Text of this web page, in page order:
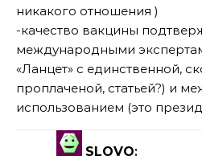
никакого отношения )
-качество вакцины
международными
«Ланцет» с единственной,
проплаченой, статьей?) и
использованием (это
SLOVO: